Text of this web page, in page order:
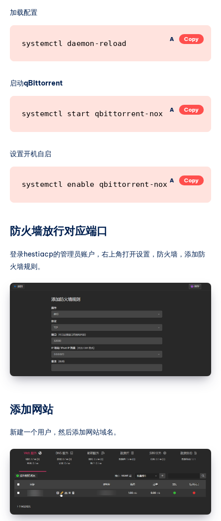
加载配置
A Copy
启动qBittorrent
A Copy
设置开机自启
A Copy
防火墙放行对应端口
登录hestiacp的管理员账户，右上角打开设置，防火墙，添加防
火墙规则。
添加网站
新建一个用户，然后添加网站域名。